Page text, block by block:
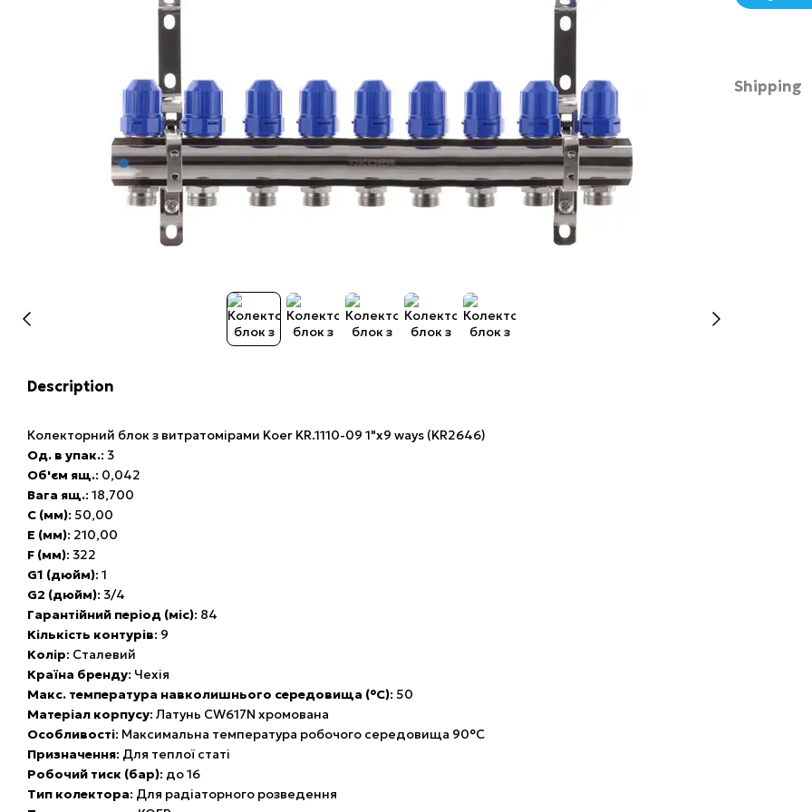
Description
Колекторний блок з витратомірами Koer KR.1110-09 1"x9 ways (KR2646)
Од. в упак.: 3
Об'єм ящ.: 0,042
Вага ящ.: 18,700
C (мм): 50,00
E (мм): 210,00
F (мм): 322
G1 (дюйм): 1
G2 (дюйм): 3/4
Гарантійний період (міс): 84
Кількість контурів: 9
Колір: Сталевий
Країна бренду: Чехія
Макс. температура навколишнього середовища (°C): 50
Матеріал корпусу: Латунь CW617N хромована
Особливості: Максимальна температура робочого середовища 90°С
Призначення: Для теплої статі
Робочий тиск (бар): до 16
Тип колектора: Для радіаторного розведення
Shipping